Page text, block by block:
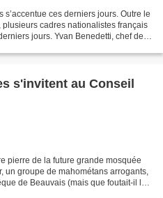
ces derniers jours. Outre le
cadres nationalistes français
jours. Yvan Benedetti, chef de
s'invitent au Conseil
pierre de la future grande mosquée
un groupe de mahométans arrogants,
de Beauvais (mais que foutait-il là